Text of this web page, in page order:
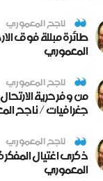
ناجح المعموري
طائرة مبللة فوق
المعموري
ناجح المعموري
من وفر حرية
جغرافيات / ناجح
ناجح المعموري
ذكرى اغتيال
المعموري